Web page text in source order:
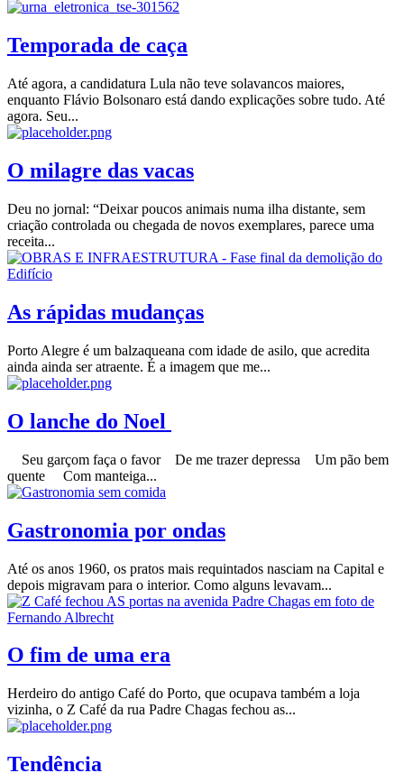
Temporada de caça
Até agora, a candidatura Lula não teve solavancos maiores,
enquanto Flávio Bolsonaro está dando explicações sobre tudo. Até
agora. Seu...
O milagre das vacas
Deu no jornal: “Deixar poucos animais numa ilha distante, sem
criação controlada ou chegada de novos exemplares, parece uma
receita...
As rápidas mudanças
Porto Alegre é um balzaqueana com idade de asilo, que acredita
ainda ainda ser atraente. É a imagem que me...
O lanche do Noel
Seu garçom faça o favor De me trazer depressa Um pão bem
quente Com manteiga...
Gastronomia por ondas
Até os anos 1960, os pratos mais requintados nasciam na Capital e
depois migravam para o interior. Como alguns levavam...
O fim de uma era
Herdeiro do antigo Café do Porto, que ocupava também a loja
vizinha, o Z Café da rua Padre Chagas fechou as...
Tendência